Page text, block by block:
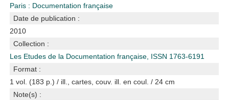
Paris : Documentation française
Date de publication :
2010
Collection :
Les Etudes de la Documentation française, ISSN 1763-6191
Format :
1 vol. (183 p.) / ill., cartes, couv. ill. en coul. / 24 cm
Note(s) :